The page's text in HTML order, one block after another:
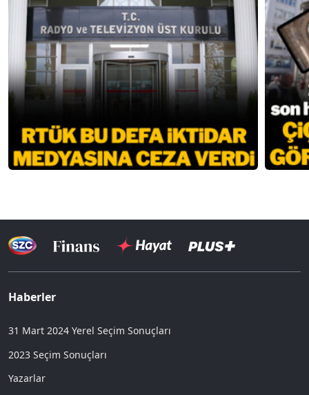
Haberler
31 Mart 2024 Yerel Seçim Sonuçları
2023 Seçim Sonuçları
Yazarlar